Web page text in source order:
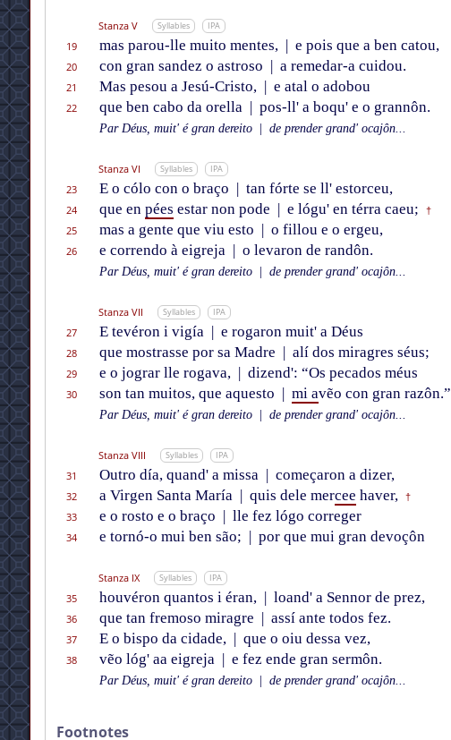
Stanza V Syllables IPA
19 mas parou-lle muito mentes, | e pois que a ben catou,
20
con gran sandez o astroso | a remedar-a cuidou.
21
Mas pesou a Jesú-Cristo, | e atal o adobou
22
que ben cabo da orella | pos-ll' a boqu' e o grannôn.
Par Déus, muit' é gran dereito
de prender grand' ocajôn...
Stanza VI Syllables IPA
23 E o cólo con o braço | tan fórte se ll' estorceu,
24
que en pées estar non pode | e lógu' en térra caeu; †
25
mas a gente que viu esto | o fillou e o ergeu,
26
e correndo à eigreja | o levaron de randôn.
Par Déus, muit' é gran dereito
de prender grand' ocajôn...
Stanza VII Syllables IPA
27 E tevéron i vigía | e rogaron muit' a Déus
28
que mostrasse por sa Madre | alí dos miragres séus;
29
e o jograr lle rogava, | dizend': “Os pecados méus
30
son tan muitos, que aquesto | mi avẽo con gran razôn.”
Par Déus, muit' é gran dereito
de prender grand' ocajôn...
Stanza VIII Syllables IPA
31 Outro día, quand' a missa | começaron a dizer,
32
a Virgen Santa María | quis dele mercee haver, †
33
e o rosto e o braço | lle fez lógo correger
34
e tornó-o mui ben são; | por que mui gran devoçôn
Stanza IX Syllables IPA
35 houvéron quantos i éran, | loand' a Sennor de prez,
36
que tan fremoso miragre | assí ante todos fez.
37
E o bispo da cidade, | que o oiu dessa vez,
38
vẽo lóg' aa eigreja | e fez ende gran sermôn.
Par Déus, muit' é gran dereito
de prender grand' ocajôn...
Footnotes